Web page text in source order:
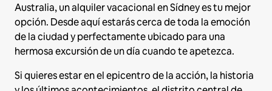
Australia, un alquiler vacacional en Sídney es tu mejor
opción. Desde aquí estarás cerca de toda la emoción
de la ciudad y perfectamente ubicado para una
hermosa excursión de un día cuando te apetezca.
Si quieres estar en el epicentro de la acción, la historia